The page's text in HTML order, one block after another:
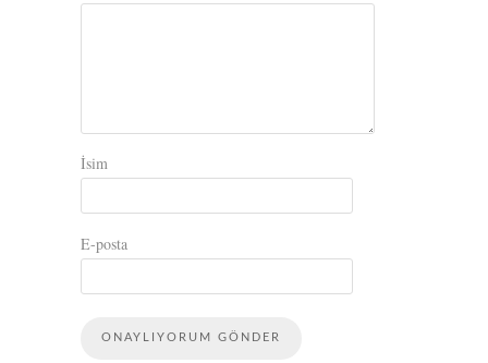
İsim
E-posta